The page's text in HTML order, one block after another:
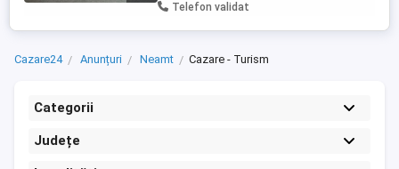
Telefon validat
Cazare24 Anunțuri Neamt Cazare - Turism
Categorii
Județe